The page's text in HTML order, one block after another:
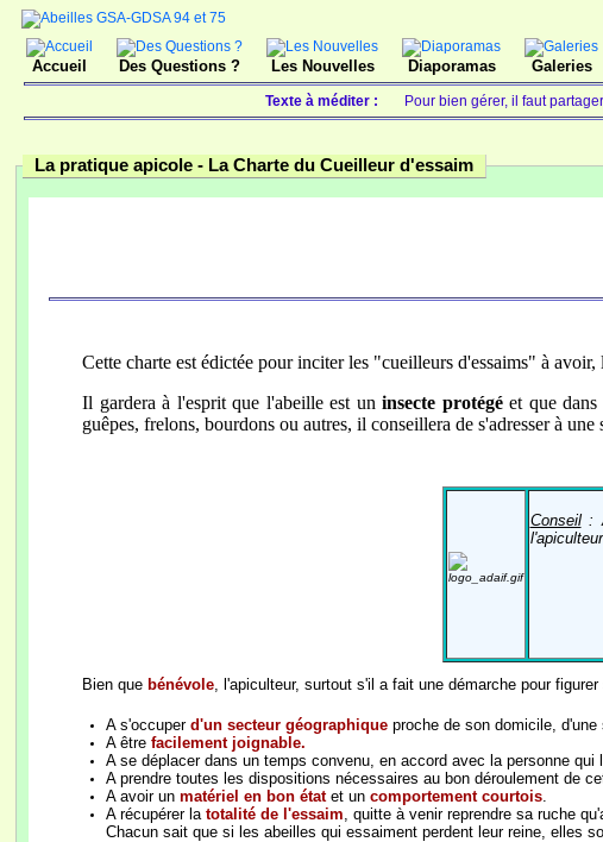
Accueil Des Questions ? Les Nouvelles Diaporamas Galeries
Texte à méditer : Pour bien gérer, il faut
La pratique apicole - La Charte du Cueilleur d'essaim
Cette charte est édictée pour inciter les "cueilleurs d'essaims" à
Il gardera à l'esprit que l'abeille est uninsecte protégéet que
guêpes, frelons, bourdons ou autres, il conseillera de s'adresser à
Conseil:
Bien que bénévole, l'apiculteur, surtout s'il a fait une démarche pour
A s'occuper d'un secteur géographique proche de son domicile,
A être facilement joignable.
A se déplacer dans un temps convenu, en accord avec la personne
A prendre toutes les dispositions nécessaires au bon déroulement de
A avoir un matériel en bon état et un comportement courtois.
A récupérer latotalité de l'essaim, quitte à venir reprendre sa ruche
Chacun sait que si les abeilles qui essaiment perdent leur reine, elles